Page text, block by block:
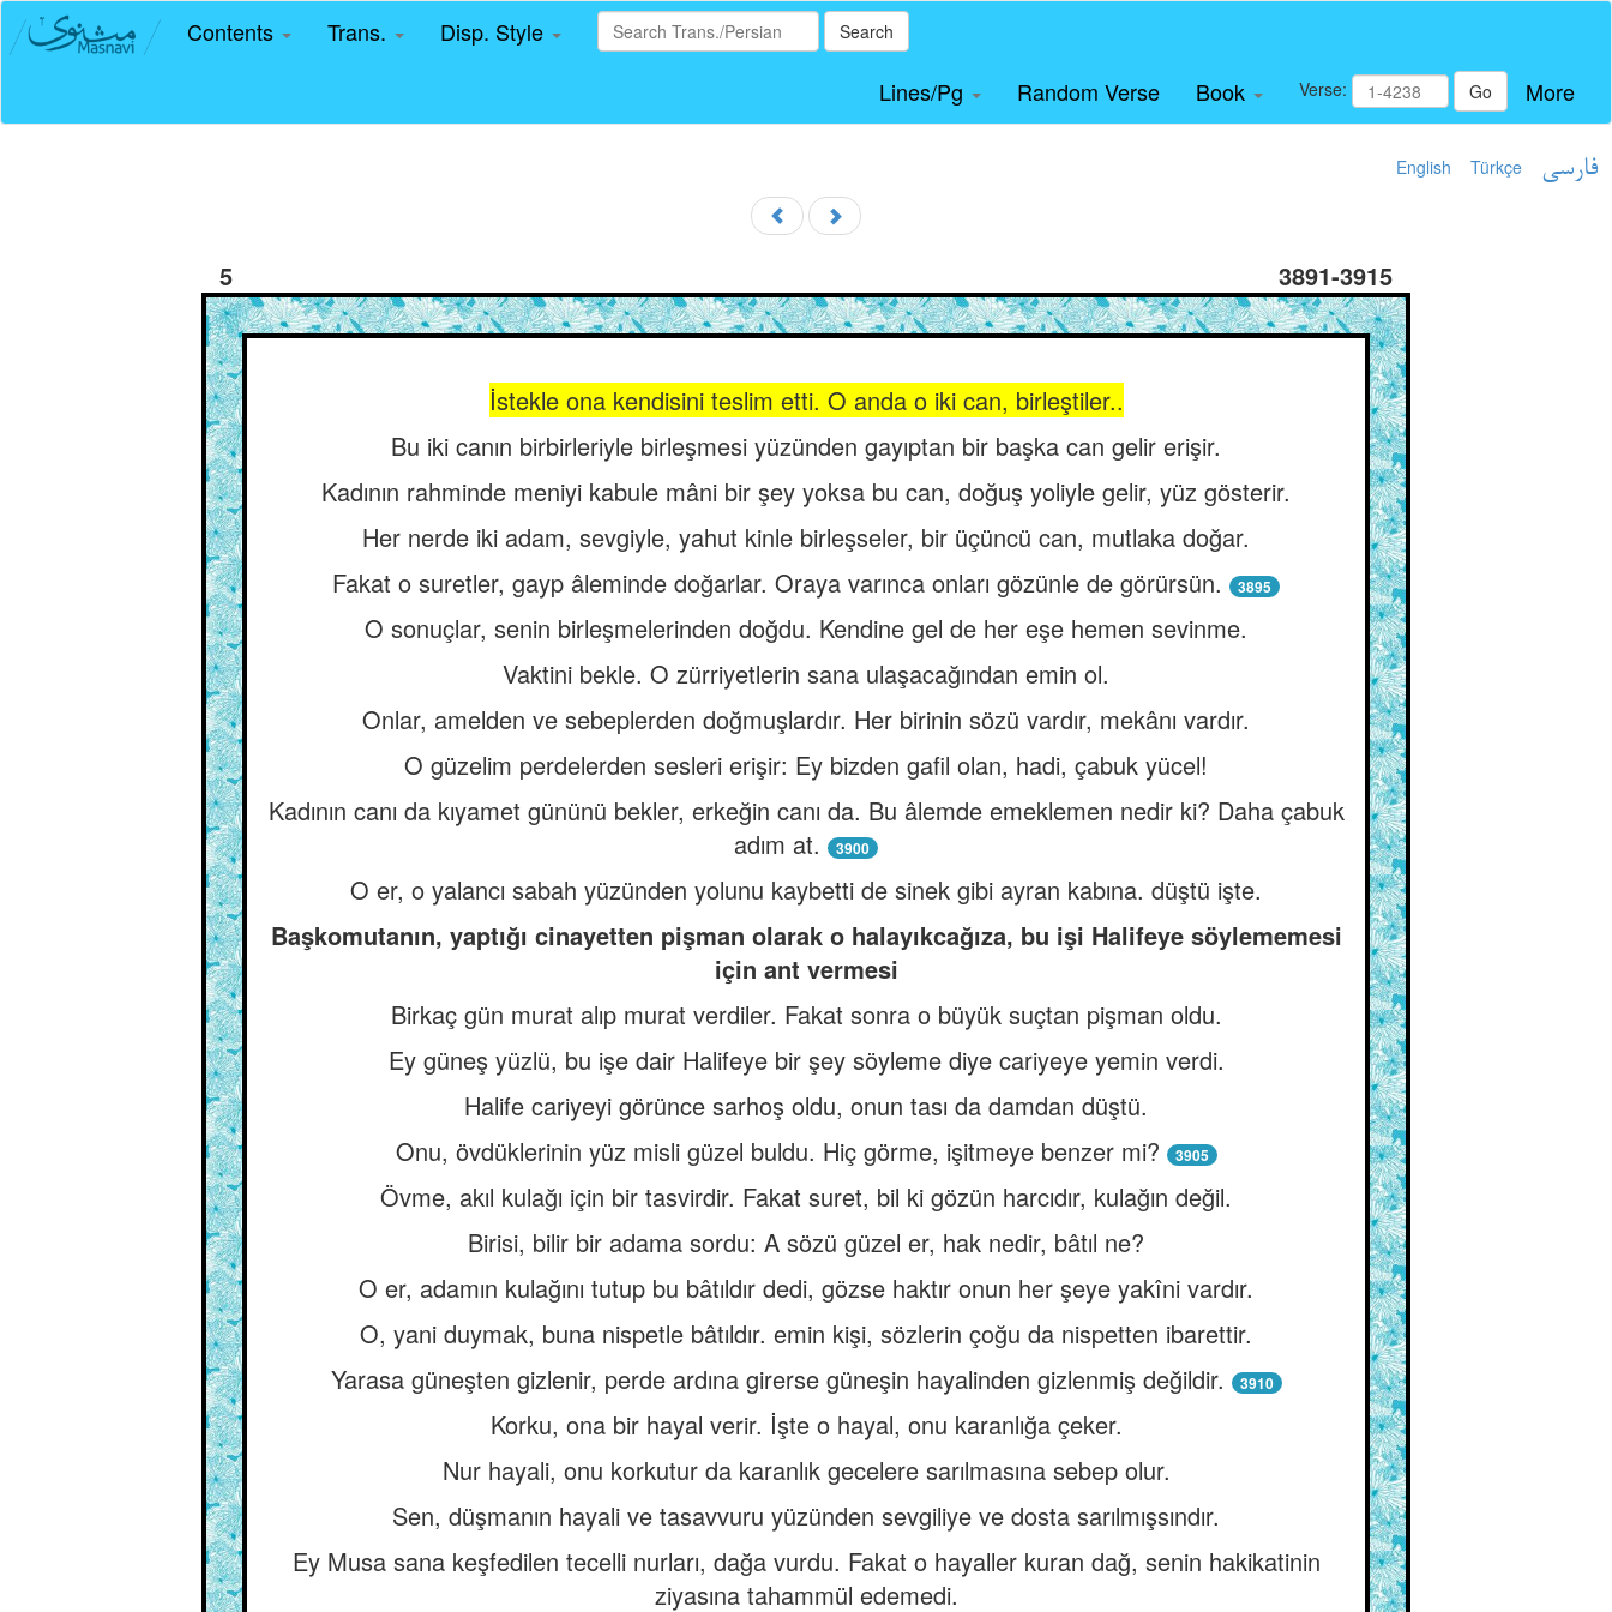
Contents Trans. Disp. Style Search
Lines/Pg Random Verse Book Verse: Go More
English Türkçe فارسی
5 3891-3915
İstekle ona kendisini teslim etti. O anda o iki can, birleştiler..
Bu iki canın birbirleriyle birleşmesi yüzünden gayıptan bir başka can gelir erişir.
Kadının rahminde meniyi kabule mâni bir şey yoksa bu can, doğuş yoliyle gelir, yüz gösterir.
Her nerde iki adam, sevgiyle, yahut kinle birleşseler, bir üçüncü can, mutlaka doğar.
Fakat o suretler, gayp âleminde doğarlar. Oraya varınca onları gözünle de görürsün.
3895
O sonuçlar, senin birleşmelerinden doğdu. Kendine gel de her eşe hemen sevinme.
Vaktini bekle. O zürriyetlerin sana ulaşacağından emin ol.
Onlar, amelden ve sebeplerden doğmuşlardır. Her birinin sözü vardır, mekânı vardır.
O güzelim perdelerden sesleri erişir: Ey bizden gafil olan, hadi, çabuk yücel!
Kadının canı da kıyamet gününü bekler, erkeğin canı da. Bu âlemde emeklemen nedir ki? Daha çabuk
adım at.
3900
O er, o yalancı sabah yüzünden yolunu kaybetti de sinek gibi ayran kabına. düştü işte.
Başkomutanın, yaptığı cinayetten pişman olarak o halayıkcağıza, bu işi Halifeye söylememesi
için ant vermesi
Birkaç gün murat alıp murat verdiler. Fakat sonra o büyük suçtan pişman oldu.
Ey güneş yüzlü, bu işe dair Halifeye bir şey söyleme diye cariyeye yemin verdi.
Halife cariyeyi görünce sarhoş oldu, onun tası da damdan düştü.
Onu, övdüklerinin yüz misli güzel buldu. Hiç görme, işitmeye benzer mi?
3905
Övme, akıl kulağı için bir tasvirdir. Fakat suret, bil ki gözün harcıdır, kulağın değil.
Birisi, bilir bir adama sordu: A sözü güzel er, hak nedir, bâtıl ne?
O er, adamın kulağını tutup bu bâtıldır dedi, gözse haktır onun her şeye yakîni vardır.
O, yani duymak, buna nispetle bâtıldır. emin kişi, sözlerin çoğu da nispetten ibarettir.
Yarasa güneşten gizlenir, perde ardına girerse güneşin hayalinden gizlenmiş değildir.
3910
Korku, ona bir hayal verir. İşte o hayal, onu karanlığa çeker.
Nur hayali, onu korkutur da karanlık gecelere sarılmasına sebep olur.
Sen, düşmanın hayali ve tasavvuru yüzünden sevgiliye ve dosta sarılmışsındır.
Ey Musa sana keşfedilen tecelli nurları, dağa vurdu. Fakat o hayaller kuran dağ, senin hakikatinin
ziyasına tahammül edemedi.